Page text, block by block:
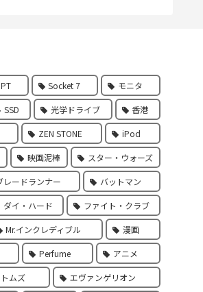
Socket 7 モニタ
SSD 光学ドライブ 香港
ZEN STONE iPod
映画泥棒 スター・ウォーズ
レードランナー バットマン
ダイ・ハード ファイト・クラブ
Mr.インクレディブル 漫画
Perfume アニメ
ムズ エヴァンゲリオン